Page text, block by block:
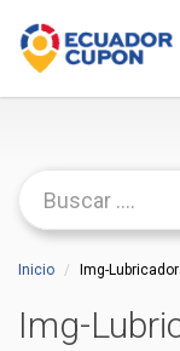
Inicio Img-
Img-